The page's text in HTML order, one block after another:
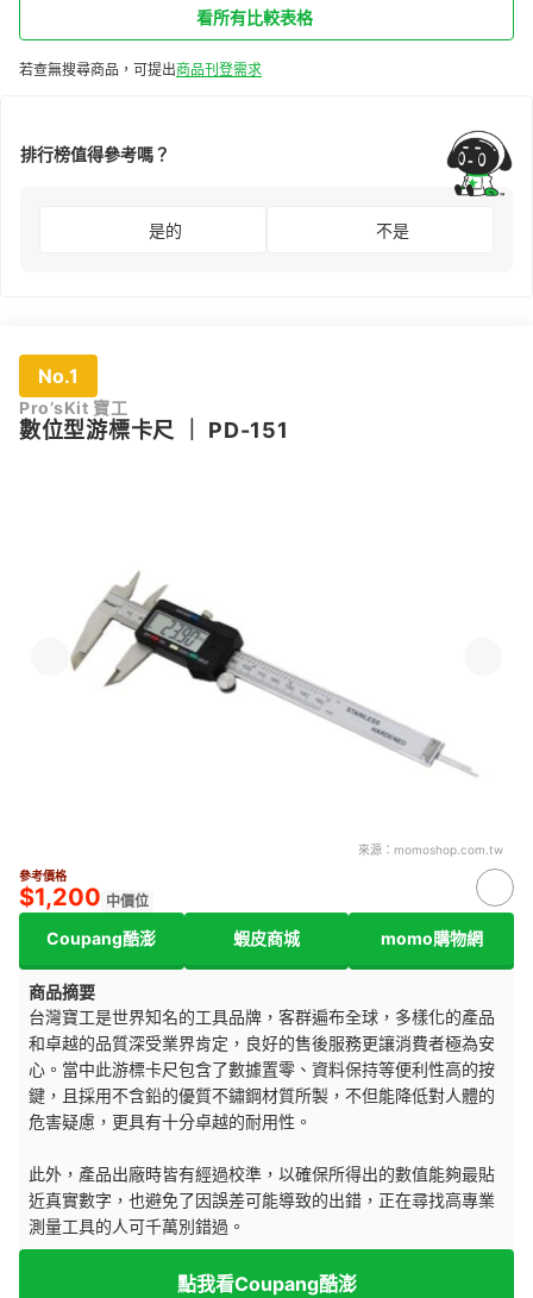
看所有比較表格
若查無搜尋商品，可提出商品刊登需求
排行榜值得參考嗎？
是的 不是
No.1
Pro’sKit 寶工
數位型游標卡尺 PD-151
來源： momoshop.com.tw
參考價格
$1,200 中價位
Coupang酷澎 蝦皮商城 momo購物網
商品摘要
台灣寶工是世界知名的工具品牌，客群遍布全球，多樣化的產品
和卓越的品質深受業界肯定，良好的售後服務更讓消費者極為安
心。當中此游標卡尺包含了數據置零、資料保持等便利性高的按
鍵，且採用不含鉛的優質不鏽鋼材質所製，不但能降低對人體的
危害疑慮，更具有十分卓越的耐用性。
此外，產品出廠時皆有經過校準，以確保所得出的數值能夠最貼
近真實數字，也避免了因誤差可能導致的出錯，正在尋找高專業
測量工具的人可千萬別錯過。
點我看Coupang酷澎